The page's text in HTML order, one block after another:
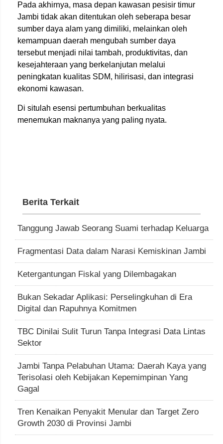
Pada akhirnya, masa depan kawasan pesisir timur
Jambi tidak akan ditentukan oleh seberapa besar
sumber daya alam yang dimiliki, melainkan oleh
kemampuan daerah mengubah sumber daya
tersebut menjadi nilai tambah, produktivitas, dan
kesejahteraan yang berkelanjutan melalui
peningkatan kualitas SDM, hilirisasi, dan integrasi
ekonomi kawasan.
Di situlah esensi pertumbuhan berkualitas
menemukan maknanya yang paling nyata.
Berita Terkait
Tanggung Jawab Seorang Suami terhadap Keluarga
Fragmentasi Data dalam Narasi Kemiskinan Jambi
Ketergantungan Fiskal yang Dilembagakan
Bukan Sekadar Aplikasi: Perselingkuhan di Era
Digital dan Rapuhnya Komitmen
TBC Dinilai Sulit Turun Tanpa Integrasi Data Lintas
Sektor
Jambi Tanpa Pelabuhan Utama: Daerah Kaya yang
Terisolasi oleh Kebijakan Kepemimpinan Yang
Gagal
Tren Kenaikan Penyakit Menular dan Target Zero
Growth 2030 di Provinsi Jambi